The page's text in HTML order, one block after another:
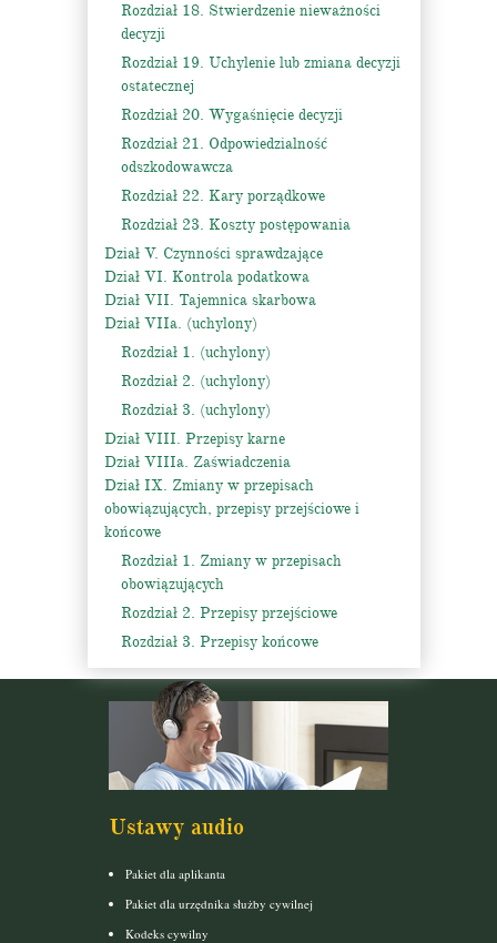
Rozdział 18. Stwierdzenie nieważności
decyzji
Rozdział 19. Uchylenie lub zmiana decyzji
ostatecznej
Rozdział 20. Wygaśnięcie decyzji
Rozdział 21. Odpowiedzialność
odszkodowawcza
Rozdział 22. Kary porządkowe
Rozdział 23. Koszty postępowania
Dział V. Czynności sprawdzające
Dział VI. Kontrola podatkowa
Dział VII. Tajemnica skarbowa
Dział VIIa. (uchylony)
Rozdział 1. (uchylony)
Rozdział 2. (uchylony)
Rozdział 3. (uchylony)
Dział VIII. Przepisy karne
Dział VIIIa. Zaświadczenia
Dział IX. Zmiany w przepisach
obowiązujących, przepisy przejściowe i
końcowe
Rozdział 1. Zmiany w przepisach
obowiązujących
Rozdział 2. Przepisy przejściowe
Rozdział 3. Przepisy końcowe
Ustawy audio
Pakiet dla aplikanta
Pakiet dla urzędnika służby cywilnej
Kodeks cywilny